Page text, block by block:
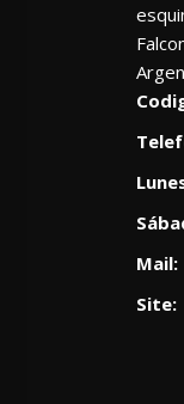
Mail:
Site: